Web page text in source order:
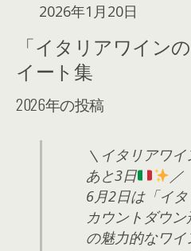
日付
2026年1月20日
「イタリアワイン
イート集
2026年の投稿
＼イタリアワ
あと3日
／
6月2日は「イタ
カウントダウ
の魅力的なワ